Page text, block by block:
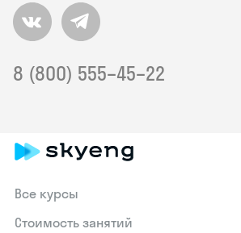
8 (800) 555–45–22
Все курсы
Стоимость занятий